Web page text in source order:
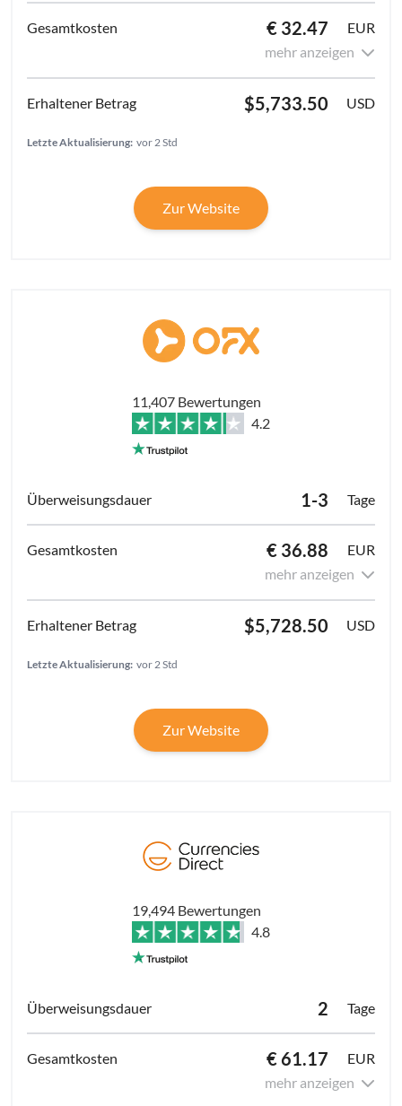
€ 32.47
EUR
mehr anzeigen
$5,733.50 USD
Letzte Aktualisierung: vor 2 Std
Zur Website
11,407 Bewertungen
4.2
1-3 Tage
€ 36.88
EUR
mehr anzeigen
$5,728.50 USD
Letzte Aktualisierung: vor 2 Std
Zur Website
19,494 Bewertungen
4.8
2 Tage
€ 61.17
EUR
mehr anzeigen